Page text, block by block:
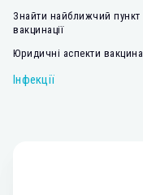
Знайти найближчий пункт
вакцинації
Юридичні аспекти
Інфекції